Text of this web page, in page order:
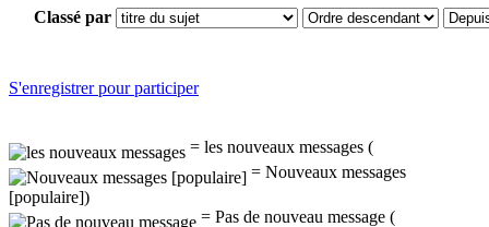
Classé par
S'enregistrer pour participer
= les nouveaux messages (
= Nouveaux messages
[populaire])
= Pas de nouveau message (